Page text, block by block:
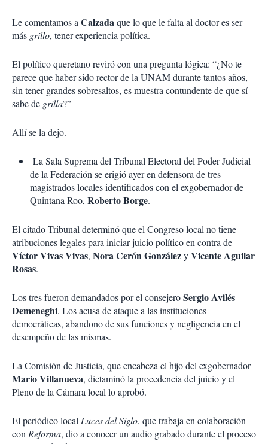
Le comentamos a Calzadaque lo que le falta al doctor es ser
más grillo, tener experiencia política.
El político queretano reviró con una pregunta lógica: “¿No te
parece que haber sido rector de la UNAM durante tantos años,
sin tener grandes sobresaltos, es muestra contundente de que sí
sabe de grilla?”
Allí se la dejo.
La Sala Suprema del Tribunal Electoral del Poder Judicial
de la Federación se erigió ayer en defensora de tres
magistrados locales identificados con el exgobernador de
Quintana Roo, Roberto Borge.
El citado Tribunal determinó que el Congreso local no tiene
atribuciones legales para iniciar juicio político en contra de
Víctor Vivas Vivas, Nora Cerón GonzálezyVicente Aguilar
Rosas.
Los tres fueron demandados por el consejeroSergio Avilés
Demeneghi. Los acusa de ataque a las instituciones
democráticas, abandono de sus funciones y negligencia en el
desempeño de las mismas.
La Comisión de Justicia, que encabeza el hijo del exgobernador
Mario Villanueva, dictaminó la procedencia del juicio y el
Pleno de la Cámara local lo aprobó.
El periódico local Luces del Siglo, que trabaja en colaboración
con Reforma, dio a conocer un audio grabado durante el proceso